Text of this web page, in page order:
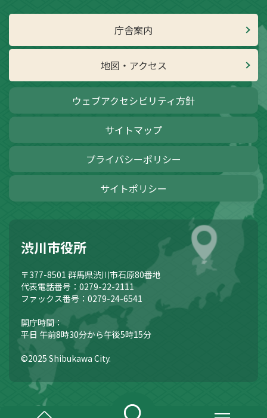
庁舎案内
地図・アクセス
ウェブアクセシビリティ方針
サイトマップ
プライバシーポリシー
サイトポリシー
渋川市役所
〒377-8501 群馬県渋川市石原80番地
代表電話番号：0279-22-2111
ファックス番号：0279-24-6541
開庁時間：
平日 午前8時30分から午後5時15分
©2025 Shibukawa City.